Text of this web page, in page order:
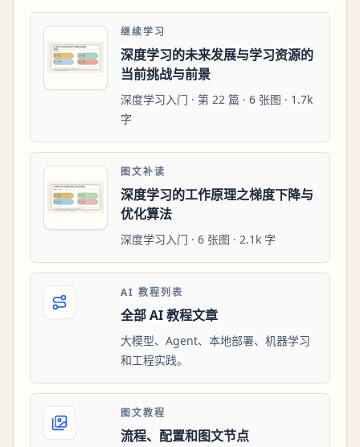
继续学习
深度学习的未来发展与学习资源的
当前挑战与前景
深度学习入门 · 第 22 篇 · 6 张图 · 1.7k
字
图文补读
深度学习的工作原理之梯度下降与
优化算法
深度学习入门 · 6 张图 · 2.1k 字
AI 教程列表
全部 AI 教程文章
大模型、Agent、本地部署、机器学习
和工程实践。
图文教程
流程、配置和图文节点